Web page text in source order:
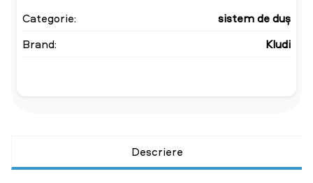
Categorie:
sistem de duș
Brand:
Kludi
Descriere